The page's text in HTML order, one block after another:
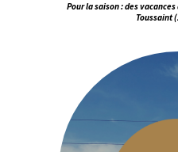
Pour la saison : des
Toussaint